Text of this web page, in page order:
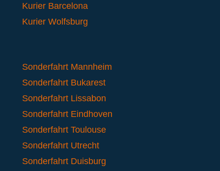
Kurier Barcelona
Kurier Wolfsburg
Sonderfahrt Mannheim
Sonderfahrt Bukarest
Sonderfahrt Lissabon
Sonderfahrt Eindhoven
Sonderfahrt Toulouse
Sonderfahrt Utrecht
Sonderfahrt Duisburg